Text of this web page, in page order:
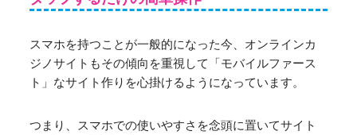
スマホを持つことが一般的になった今、オンラインカ
ジノサイトもその傾向を重視して「モバイルファース
ト」なサイト作りを心掛けるようになっています。
つまり、スマホでの使いやすさを念頭に置いてサイト